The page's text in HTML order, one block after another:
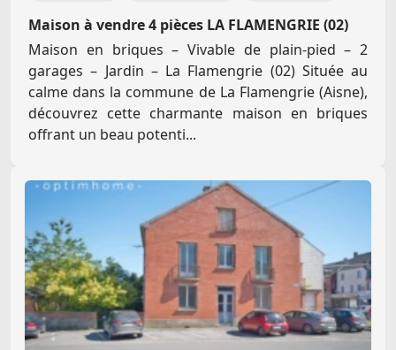
Maison à vendre 4 pièces LA FLAMENGRIE (02)
Maison en briques – Vivable de plain-pied – 2
garages – Jardin – La Flamengrie (02) Située au
calme dans la commune de La Flamengrie (Aisne),
découvrez cette charmante maison en briques
offrant un beau potenti...